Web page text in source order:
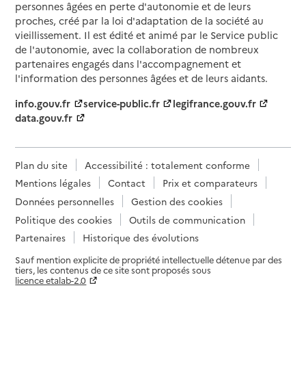
personnes âgées en perte d'autonomie et de leurs
proches, créé par la loi d'adaptation de la société au
vieillissement. Il est édité et animé par le Service public
de l'autonomie, avec la collaboration de nombreux
partenaires engagés dans l'accompagnement et
l'information des personnes âgées et de leurs aidants.
info.gouv.fr
service-public.fr
legifrance.gouv.fr
data.gouv.fr
Plan du site
Accessibilité : totalement conforme
Mentions légales
Contact
Prix et comparateurs
Données personnelles
Gestion des cookies
Politique des cookies
Outils de communication
Partenaires
Historique des évolutions
Sauf mention explicite de propriété intellectuelle détenue par des
tiers, les contenus de ce site sont proposés sous
licence etalab-2.0